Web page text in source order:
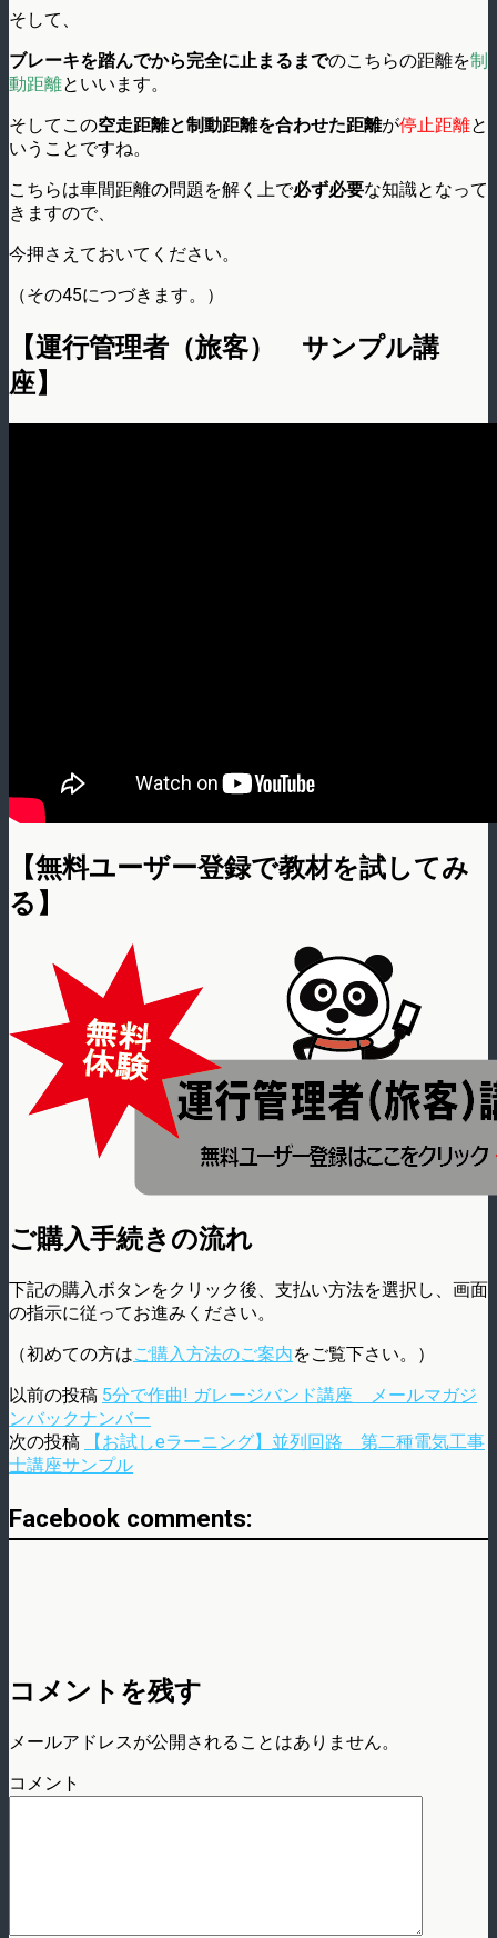
そして、
ブレーキを踏んでから完全に止まるまでのこちらの距離を制
動距離といいます。
そしてこの空走距離と制動距離を合わせた距離が停止距離と
いうことですね。
こちらは車間距離の問題を解く上で必ず必要な知識となって
きますので、
今押さえておいてください。
（その45につづきます。）
【運行管理者（旅客） サンプル講
座】
【無料ユーザー登録で教材を試してみ
る】
ご購入手続きの流れ
下記の購入ボタンをクリック後、支払い方法を選択し、画面
の指示に従ってお進みください。
（初めての方はご購入方法のご案内をご覧下さい。）
以前の投稿 5分で作曲! ガレージバンド講座 メールマガジ
ンバックナンバー
次の投稿
【お試しeラーニング】並列回路 第二種電気工事
士講座サンプル
Facebook comments:
コメントを残す
メールアドレスが公開されることはありません。
コメント